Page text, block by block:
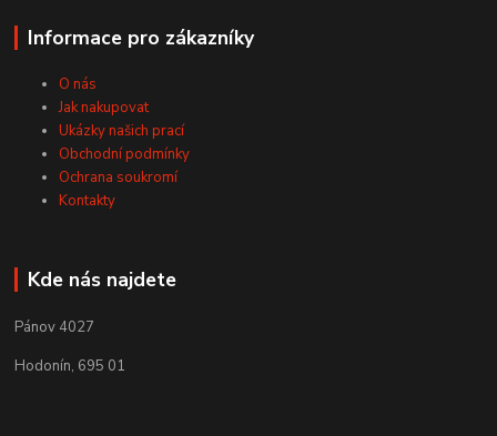
Informace pro zákazníky
O nás
Jak nakupovat
Ukázky našich prací
Obchodní podmínky
Ochrana soukromí
Kontakty
Kde nás najdete
Pánov 4027
Hodonín, 695 01